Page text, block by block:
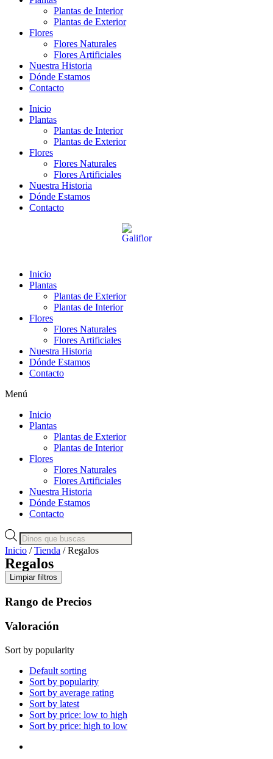
Plantas de Interior
Plantas de Exterior
Flores
Flores Naturales
Flores Artificiales
Nuestra Historia
Dónde Estamos
Contacto
Inicio
Plantas
Plantas de Interior
Plantas de Exterior
Flores
Flores Naturales
Flores Artificiales
Nuestra Historia
Dónde Estamos
Contacto
Inicio
Plantas
Plantas de Exterior
Plantas de Interior
Flores
Flores Naturales
Flores Artificiales
Nuestra Historia
Dónde Estamos
Contacto
Menú
Inicio
Plantas
Plantas de Exterior
Plantas de Interior
Flores
Flores Naturales
Flores Artificiales
Nuestra Historia
Dónde Estamos
Contacto
Búsqueda
de
productos
Inicio /Tienda / Regalos
Regalos
Limpiar filtros
Rango de Precios
Valoración
Sort by popularity
Default sorting
Sort by popularity
Sort by average rating
Sort by latest
Sort by price: low to high
Sort by price: high to low